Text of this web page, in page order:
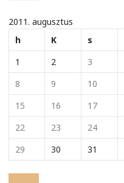
2011. augusztus
h
K s
1
2 3
8
9 10
15
16 17
22
23 24
29
30 31